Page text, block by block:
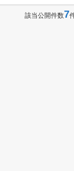
該当公開件数7